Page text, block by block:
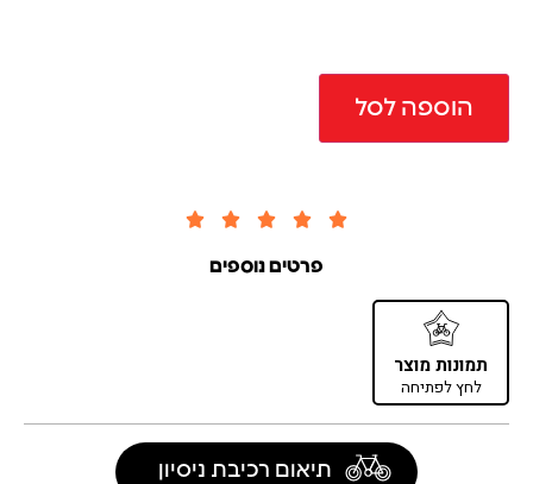
הוספה לסל





פרטים נוספים
תמונות מוצר
לחץ לפתיחה
תיאום רכיבת ניסיון